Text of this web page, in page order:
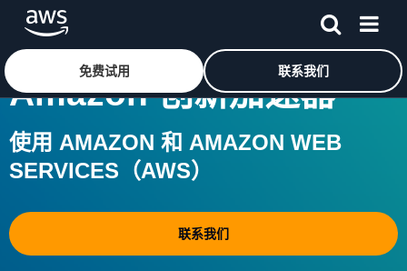
跳至主要内容
免费试用 联系我们
Amazon 创新加速器
使用 AMAZON 和 AMAZON WEB
SERVICES（AWS）
联系我们